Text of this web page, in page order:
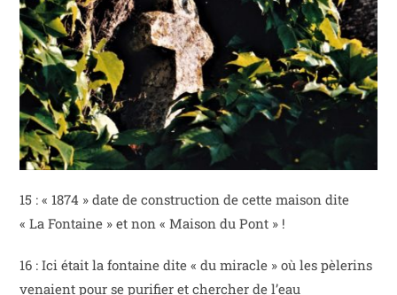
15 : « 1874 » date de construction de cette maison dite
« La Fontaine » et non « Maison du Pont » !
16 : Ici était la fontaine dite « du miracle » où les pèlerins
venaient pour se purifier et chercher de l’eau